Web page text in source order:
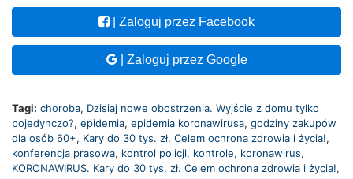
| Zaloguj przez Facebook
| Zaloguj przez Google
Tagi: choroba, Dzisiaj nowe obostrzenia. Wyjście z domu tylko
pojedynczo?, epidemia, epidemia koronawirusa, godziny zakupów
dla osób 60+, Kary do 30 tys. zł. Celem ochrona zdrowia i życia!,
konferencja prasowa, kontrol policji, kontrole, koronawirus,
KORONAWIRUS. Kary do 30 tys. zł. Celem ochrona zdrowia i życia!,